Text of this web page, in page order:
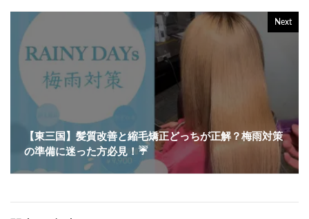
Next
【東三国】髪質改善と縮毛矯正どっちが正解？梅雨対策
の準備に迷った方必見！☔️